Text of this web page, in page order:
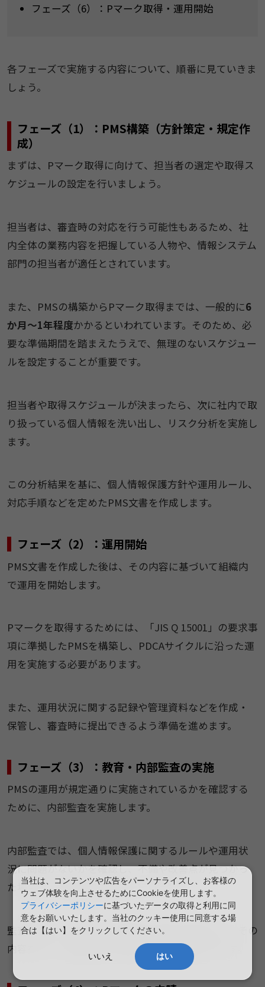
フェーズ（6）：Pマーク取得・運用開始
各フェーズで実施する内容について、順番に見ていきま
しょう。
フェーズ（1）：PMS構築（方針策定・規定作
成）
まずは、Pマーク取得に向けて、担当者の選定や取得ス
ケジュールの設定を行いましょう。
担当者は、審査時の対応を行う可能性もあるため、社
内全体の業務内容を把握している人物や、情報システム
部門の担当者が適任とされています。
また、PMSの構築からPマーク取得までは、一般的に6
か月〜1年程度かかるといわれています。そのため、必
要な準備期間を踏まえたうえで、無理のないスケジュー
ルを設定することが重要です。
担当者や取得スケジュールが決まったら、次に社内で取
り扱っている個人情報を洗い出し、リスク分析を実施し
ます。
この分析結果を基に、個人情報保護方針や運用ルール、
対応手順などを定めたPMS文書を作成します。
フェーズ（2）：運用開始
PMS文書を作成した後は、その内容に基づいて組織内
で運用を開始します。
Pマークを取得するためには、「JIS Q 15001」の要求事
項に準拠したPMSを構築し、PDCAサイクルに沿った運
用を実施する必要があります。
また、運用状況に関する記録や管理資料などを作成・
保管し、審査時に提出できるよう準備を進めます。
フェーズ（3）：教育・内部監査の実施
PMSの運用が規定通りに実施されているかを確認する
ために、内部監査を実施します。
内部監査では、個人情報保護に関するルールや運用状
況に問題がないかを確認し、不備や改善点が見つかっ
た場合は、必要な是正対応を行います。
監査結果は、原則として組織の代表者へ報告され、その
内容をもとに改善指示や見直し対応が実施されます。
当社は、コンテンツや広告をパーソナライズし、お客様の
ウェブ体験を向上させるためにCookieを使用します。
プライバシーポリシーに基づいたデータの取得と利用に同
意をお願いいたします。当社のクッキー使用に同意する場
合は【はい】をクリックしてください。
いいえ はい